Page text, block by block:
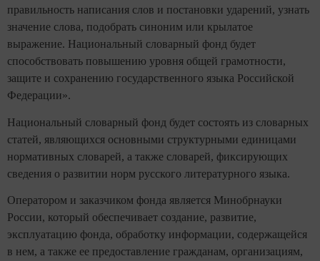
правильность написания слов и постановки ударений, узнать
значение слова, подобрать синоним или крылатое
выражение. Национальный словарный фонд будет
способствовать повышению уровня общей грамотности,
защите и сохранению государственного языка Российской
Федерации».
Национальный словарный фонд будет состоять из словарных
статей, являющихся основными структурными единицами
нормативных словарей, а также словарей, фиксирующих
сведения о развитии норм русского литературного языка.
Оператором и заказчиком фонда является Минобрнауки
России, который обеспечивает создание, развитие,
эксплуатацию фонда, обработку информации, содержащейся
в нем, а также ее предоставление гражданам, организациям,